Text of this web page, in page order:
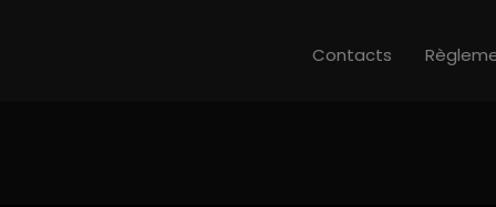
Contacts